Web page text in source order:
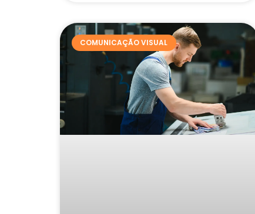
COMUNICAÇÃO VISUAL